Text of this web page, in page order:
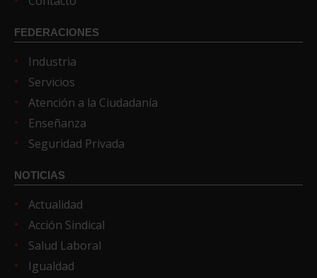
FEDERACIONES
Industria
Servicios
Atención a la Ciudadanía
Enseñanza
Seguridad Privada
NOTICIAS
Actualidad
Acción Sindical
Salud Laboral
Igualdad